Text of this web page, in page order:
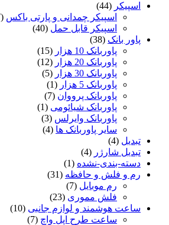
اسپیکر (44)
اسپیکر چمدانی و پارتی باکس (7)
اسپیکر قابل حمل (40)
پاور بانک (38)
پاوربانک 10 هزار
(15)
پاوربانک 20 هزار
(12)
پاوربانک 30 هزار
(5)
پاوربانک 5 هزار
(1)
پاوربانک پرووان (7)
پاوربانک شیائومی (1)
پاوربانک وایرلس (3)
سایر پاوربانک ها (4)
تبدیل (4)
تبدیل شارژر (4)
دسته-بندی-نشده (1)
رم و فلش و حافظه (31)
رم موبایل (7)
فلش مموری (23)
ساعت هوشمند و لوازم جانبی (10)
ساعت طرح اپل واچ (7)